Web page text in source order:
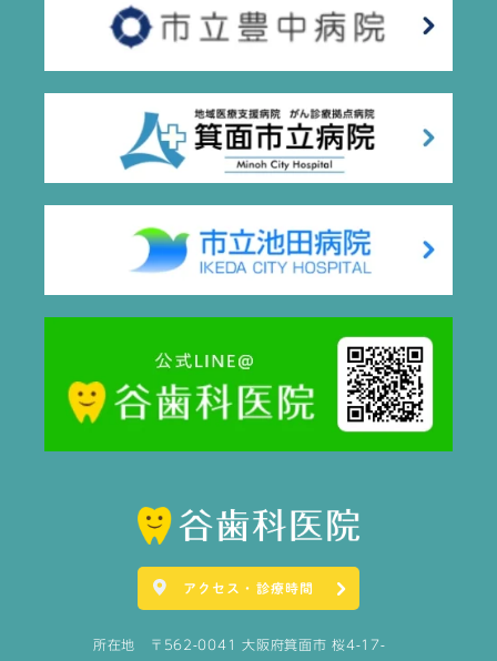
アクセス・診療時間
所在地 〒562-0041 大阪府箕面市 桜4-17-